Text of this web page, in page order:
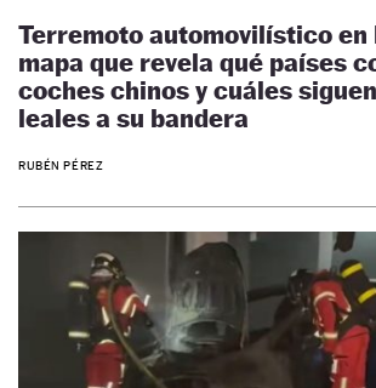
Terremoto automovilístico en
mapa que revela qué países
coches chinos y cuáles
leales a su bandera
RUBÉN PÉREZ